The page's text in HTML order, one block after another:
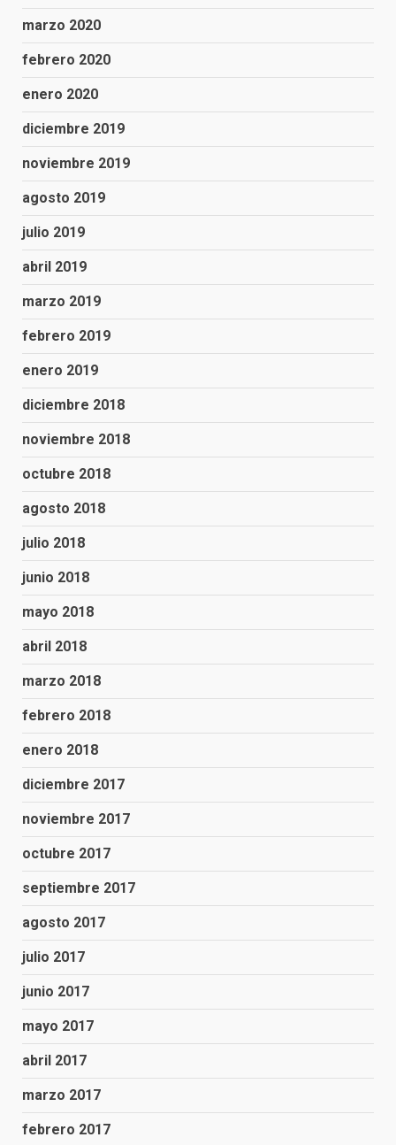
marzo 2020
febrero 2020
enero 2020
diciembre 2019
noviembre 2019
agosto 2019
julio 2019
abril 2019
marzo 2019
febrero 2019
enero 2019
diciembre 2018
noviembre 2018
octubre 2018
agosto 2018
julio 2018
junio 2018
mayo 2018
abril 2018
marzo 2018
febrero 2018
enero 2018
diciembre 2017
noviembre 2017
octubre 2017
septiembre 2017
agosto 2017
julio 2017
junio 2017
mayo 2017
abril 2017
marzo 2017
febrero 2017